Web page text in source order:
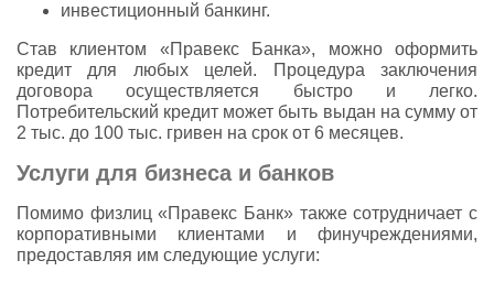
инвестиционный банкинг.
Став клиентом «Правекс Банка», можно оформить
кредит для любых целей. Процедура заключения
договора осуществляется быстро и легко.
Потребительский кредит может быть выдан на сумму от
2 тыс. до 100 тыс. гривен на срок от 6 месяцев.
Услуги для бизнеса и банков
Помимо физлиц «Правекс Банк» также сотрудничает с
корпоративными клиентами и финучреждениями,
предоставляя им следующие услуги: